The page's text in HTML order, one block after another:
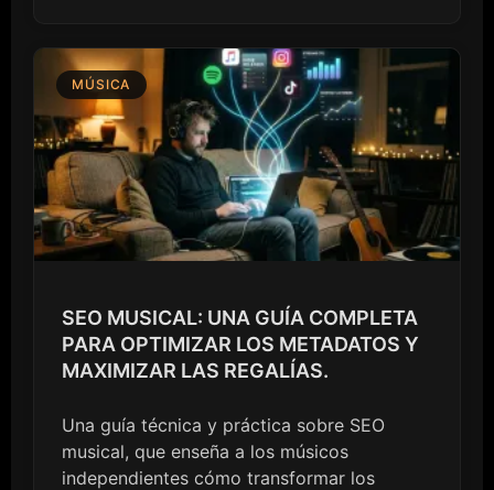
MÚSICA
SEO MUSICAL: UNA GUÍA COMPLETA
PARA OPTIMIZAR LOS METADATOS Y
MAXIMIZAR LAS REGALÍAS.
Una guía técnica y práctica sobre SEO
musical, que enseña a los músicos
independientes cómo transformar los